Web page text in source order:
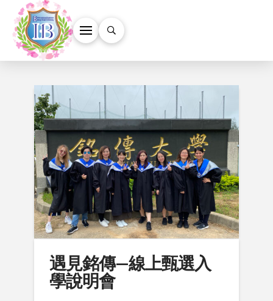
遇見銘傳—線上甄選入
學說明會